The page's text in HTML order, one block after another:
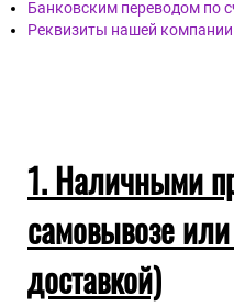
Банковским переводом по
Реквизиты нашей компании
1. Наличными
самовывозе
доставкой)